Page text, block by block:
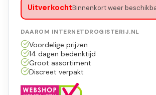
UitverkochtBinnenkort weer
DAAROM INTERNETDROGISTERIJ.NL
Voordelige prijzen
14 dagen bedenktijd
Groot assortiment
Discreet verpakt